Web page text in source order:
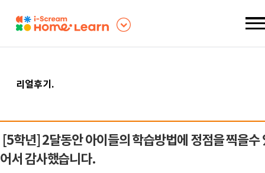
리얼후기 .
[5학년] 2달동안 아이들의 학습방법에 정점을 찍을수
어서 감사했습니다.